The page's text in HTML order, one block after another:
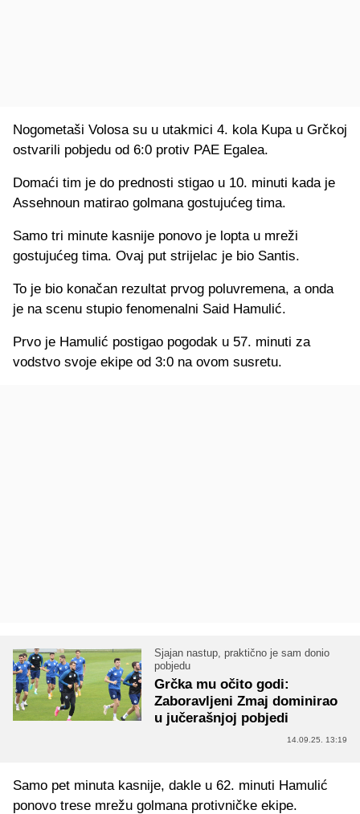
Nogometaši Volosa su u utakmici 4. kola Kupa u Grčkoj
ostvarili pobjedu od 6:0 protiv PAE Egalea.
Domaći tim je do prednosti stigao u 10. minuti kada je
Assehnoun matirao golmana gostujućeg tima.
Samo tri minute kasnije ponovo je lopta u mreži
gostujućeg tima. Ovaj put strijelac je bio Santis.
To je bio konačan rezultat prvog poluvremena, a onda
je na scenu stupio fenomenalni Said Hamulić.
Prvo je Hamulić postigao pogodak u 57. minuti za
vodstvo svoje ekipe od 3:0 na ovom susretu.
Sjajan nastup, praktično je sam donio
pobjedu
Grčka mu očito godi:
Zaboravljeni Zmaj dominirao
u jučerašnjoj pobjedi
14.09.25. 13:19
Samo pet minuta kasnije, dakle u 62. minuti Hamulić
ponovo trese mrežu golmana protivničke ekipe.